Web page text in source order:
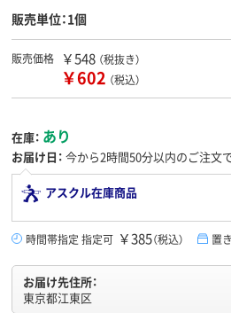
販売単位：1個
販売価格 ￥548 （税抜き）
￥602 （税込）
在庫： あり
お届け日： 今から2時間50分以内のご注文で
アスクル在庫商品
時間帯指定 指定可 ￥385（税込） 置
お届け先住所：
東京都江東区